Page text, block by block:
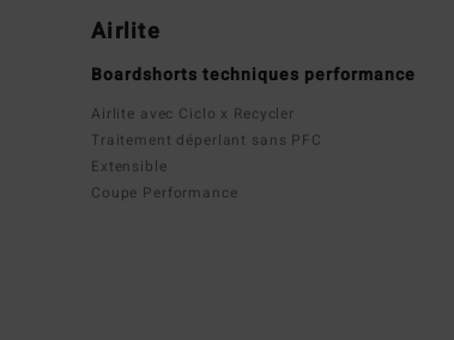
Airlite
Boardshorts techniques performance
Airlite avec Ciclo x Recycler
Traitement déperlant sans PFC
Extensible
Coupe Performance